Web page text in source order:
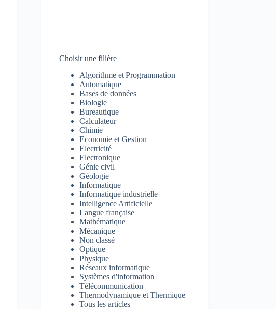
Choisir une filière
Algorithme et Programmation
Automatique
Bases de données
Biologie
Bureautique
Calculateur
Chimie
Economie et Gestion
Electricité
Electronique
Génie civil
Géologie
Informatique
Informatique industrielle
Intelligence Artificielle
Langue française
Mathématique
Mécanique
Non classé
Optique
Physique
Réseaux informatique
Systèmes d'information
Télécommunication
Thermodynamique et Thermique
Tous les articles